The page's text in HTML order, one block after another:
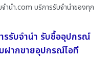
านํา.com บริการรับจำนำของทุก
รับจำนำ รับซื้ออุปกรณ์
ฝากขายอุปกรณ์ไอที